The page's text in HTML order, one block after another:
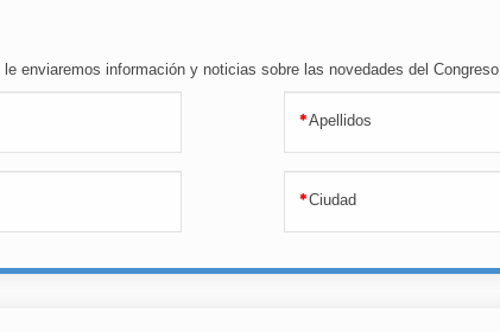
enviaremos información y noticias sobre las novedades del Congreso
Apellidos
Ciudad